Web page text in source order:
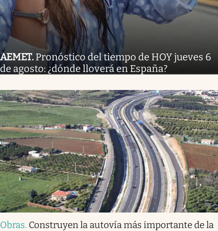
AEMET. Pronóstico del tiempo de HOY jueves 6
de agosto: ¿dónde lloverá en España?
Obras. Construyen la autovía más importante de la